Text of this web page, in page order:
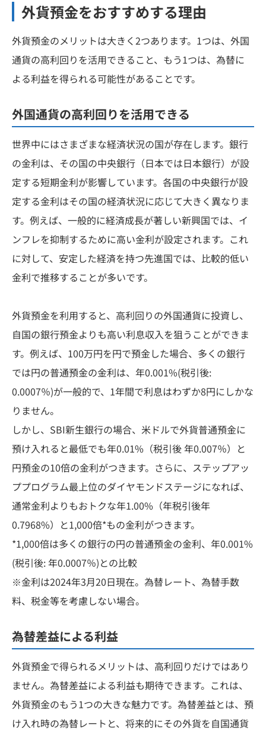
外貨預金をおすすめする理由
外貨預金のメリットは大きく2つあります。1つは、外国
通貨の高利回りを活用できること、もう1つは、為替に
よる利益を得られる可能性があることです。
外国通貨の高利回りを活用できる
世界中にはさまざまな経済状況の国が存在します。銀行
の金利は、その国の中央銀行（日本では日本銀行）が設
定する短期金利が影響しています。各国の中央銀行が設
定する金利はその国の経済状況に応じて大きく異なりま
す。例えば、一般的に経済成長が著しい新興国では、イ
ンフレを抑制するために高い金利が設定されます。これ
に対して、安定した経済を持つ先進国では、比較的低い
金利で推移することが多いです。
外貨預金を利用すると、高利回りの外国通貨に投資し、
自国の銀行預金よりも高い利息収入を狙うことができま
す。例えば、100万円を円で預金した場合、多くの銀行
では円の普通預金の金利は、年0.001%(税引後:
0.0007％)が一般的で、1年間で利息はわずか8円にしかな
りません。
しかし、SBI新生銀行の場合、米ドルで外貨普通預金に
預け入れると最低でも年0.01%（税引後 年0.007％）と
円預金の10倍の金利がつきます。さらに、ステップアッ
ププログラム最上位のダイヤモンドステージになれば、
通常金利よりもおトクな年1.00%（年税引後年
0.7968%）と1,000倍*もの金利がつきます。
*1,000倍は多くの銀行の円の普通預金の金利、年0.001%
(税引後: 年0.0007％)との比較
※金利は2024年3月20日現在。為替レート、為替手数
料、税金等を考慮しない場合。
為替差益による利益
外貨預金で得られるメリットは、高利回りだけではあり
ません。為替差益による利益も期待できます。これは、
外貨預金のもう1つの大きな魅力です。為替差益とは、預
け入れ時の為替レートと、将来的にその外貨を自国通貨